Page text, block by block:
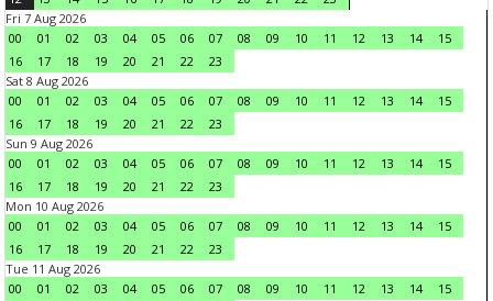
Fri 7 Aug 2026
00
01 02 03 04 05 06 07 08 09 10 11 12 13 14
15
16
17 18 19 20 21 22
23
Sat 8 Aug 2026
00
01 02 03 04 05 06 07 08 09 10 11 12 13 14
15
16
17 18 19 20 21 22
23
Sun 9 Aug 2026
00
01 02 03 04 05 06 07 08 09 10 11 12 13 14
15
16
17 18 19 20 21 22
23
Mon 10 Aug 2026
00
01 02 03 04 05 06 07 08 09 10 11 12 13 14
15
16
17 18 19 20 21 22
23
Tue 11 Aug 2026
00
01 02 03 04 05 06 07 08 09 10 11 12 13 14
15